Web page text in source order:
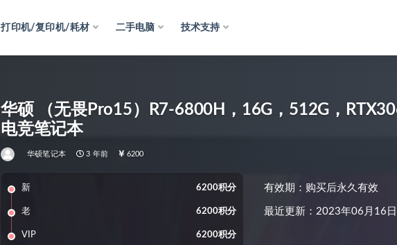
打印机/复印机/耗材 二手电脑 技术支持
华硕 （无畏Pro15）R7-6800H，16G，512G，
电竞笔记本
华硕笔记本 3 年前 6200
新 6200积分
老 6200积分
VIP 6200积分
有效期：购买后永久有效
最近更新：2023年06月16日